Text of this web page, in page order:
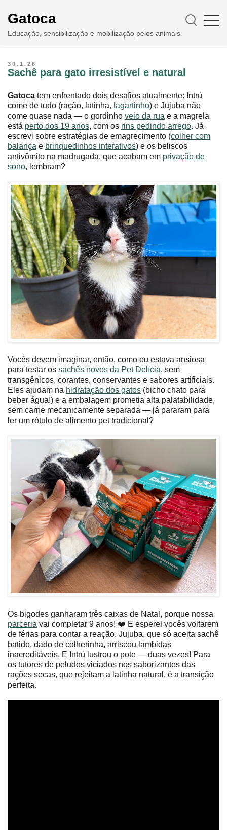
Gatoca
Educação, sensibilização e mobilização pelos animais
30.1.26
Sachê para gato irresistível e natural
Gatoca tem enfrentado dois desafios atualmente: Intrú
come de tudo (ração, latinha, lagartinho) e Jujuba não
come quase nada — o gordinho veio da rua e a magrela
está perto dos 19 anos, com os rins pedindo arrego. Já
escrevi sobre estratégias de emagrecimento (colher com
balança e brinquedinhos interativos) e os beliscos
antivômito na madrugada, que acabam em privação de
sono, lembram?
Vocês devem imaginar, então, como eu estava ansiosa
para testar os sachês novos da Pet Delícia, sem
transgênicos, corantes, conservantes e sabores artificiais.
Eles ajudam na hidratação dos gatos (bicho chato para
beber água!) e a embalagem prometia alta palatabilidade,
sem carne mecanicamente separada — já pararam para
ler um rótulo de alimento pet tradicional?
Os bigodes ganharam três caixas de Natal, porque nossa
parceria vai completar 9 anos! ❤️ E esperei vocês voltarem
de férias para contar a reação. Jujuba, que só aceita sachê
batido, dado de colherinha, arriscou lambidas
inacreditáveis. E Intrú lustrou o pote — duas vezes! Para
os tutores de peludos viciados nos saborizantes das
rações secas, que rejeitam a latinha natural, é a transição
perfeita.